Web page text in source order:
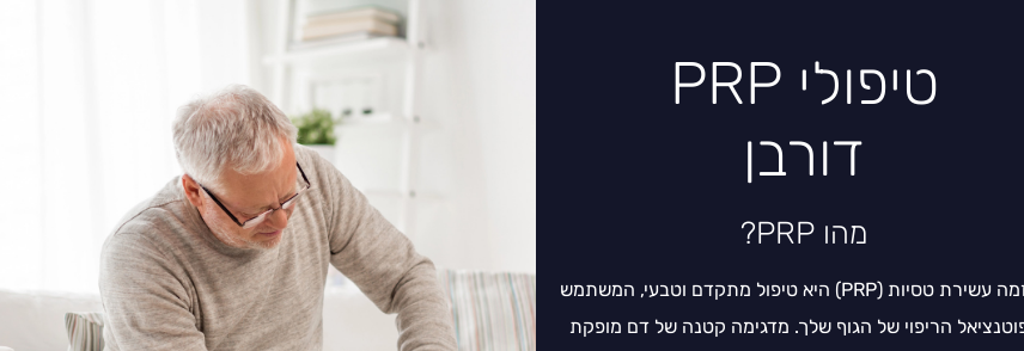
טיפולי PRP
דורבן
מהו PRP?
פלזמה עשירת טסיות (PRP) היא טיפול מתקדם וטבעי, המשתמש
הריפוי של הגוף שלך. מדגימה קטנה של דם מופקת